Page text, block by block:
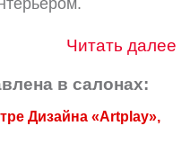
Читать далее
в салонах:
Дизайна «Artplay»,